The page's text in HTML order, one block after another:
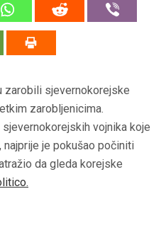
zarobili sjevernokorejske
zarobljenicima.
sjevernokorejskih vojnika koje
najprije je pokušao počiniti
da gleda korejske
.